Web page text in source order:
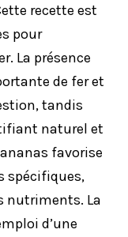
recette est
pour
La présence
de fer et
tandis
naturel et
favorise
spécifiques,
nutriments. La
d’une